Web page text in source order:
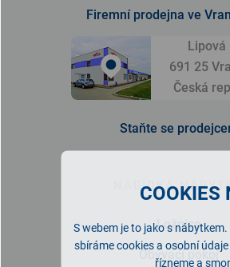
COOKIES
S webem je to jako s
sbíráme cookies a osobní
řízneme a
Firemní prodejna ve
Lipová
691 25
Česká
Staňte se
NABÍDKA
Ložnice
Obývací pokoj